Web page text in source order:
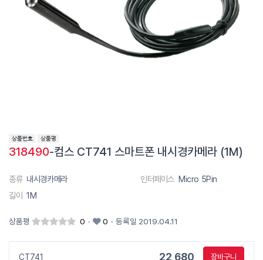
318490-컴스 CT741 스마트폰 내시경카메라 (1M)
종류 내시경카메라 인터페이스 Micro 5Pin
길이 1M
상품평 0 · 0 · 등록일 2019.04.11
CT741 22,680 장바구니